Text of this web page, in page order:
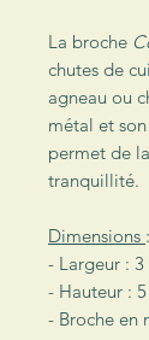
La broche
chutes de
agneau ou
métal et
permet de
tranquillité.
Dimensions :
- Largeur : 3
- Hauteur :
- Broche en